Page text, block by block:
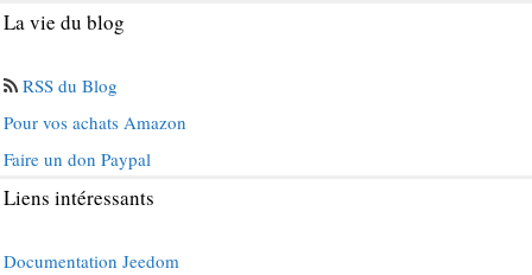
La vie du blog
RSS du Blog
Pour vos achats Amazon
Faire un don Paypal
Liens intéressants
Documentation Jeedom